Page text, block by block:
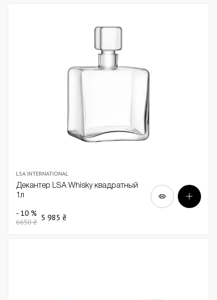
LSA INTERNATIONAL
Декантер LSA Whisky квадратный
1л
- 10 %
6650 ₴ 5 985 ₴